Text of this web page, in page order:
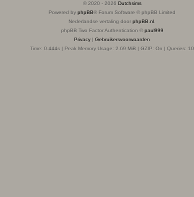
© 2020 - 2026 Dutchsims
Powered by phpBB® Forum Software © phpBB Limited
Nederlandse vertaling door phpBB.nl
phpBB Two Factor Authentication © paul999
Privacy | Gebruikersvoorwaarden
Time: 0.444s | Peak Memory Usage: 2.69 MiB | GZIP: On | Queries: 10